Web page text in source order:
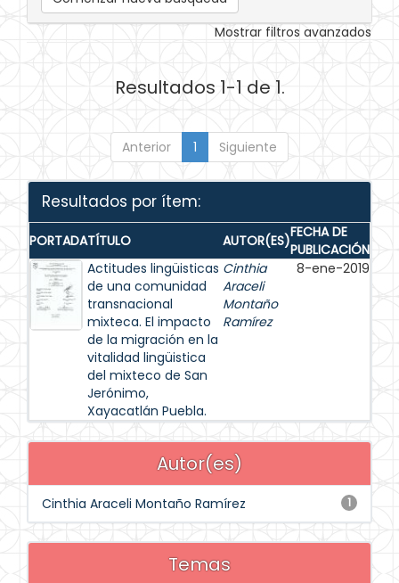
Mostrar filtros avanzados
Resultados 1-1 de 1.
Anterior 1 Siguiente
Resultados por ítem:
PORTADATÍTULO AUTOR(ES)FECHA DE
PUBLICACIÓN
Actitudes lingüisticas
de una comunidad
transnacional
mixteca. El impacto
de la migración en la
vitalidad lingüistica
del mixteco de San
Jerónimo,
Xayacatlán Puebla.
Cinthia
Araceli
Montaño
Ramírez
8-ene-2019
Autor(es)
1
Cinthia Araceli Montaño Ramírez
Temas